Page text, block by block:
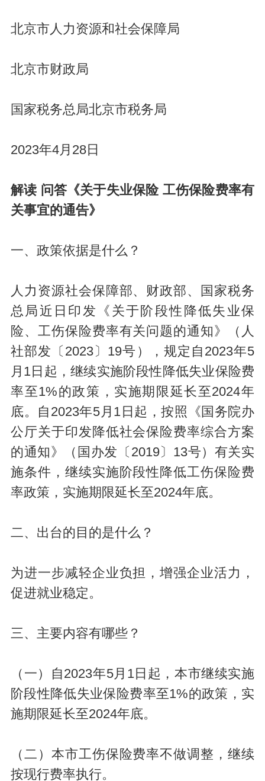
北京市人力资源和社会保障局
北京市财政局
国家税务总局北京市税务局
2023年4月28日
解读 问答《关于失业保险 工伤保险费率有
关事宜的通告》
一、政策依据是什么？
人力资源社会保障部、财政部、国家税务
总局近日印发《关于阶段性降低失业保
险、工伤保险费率有关问题的通知》（人
社部发〔2023〕19号），规定自2023年5
月1日起，继续实施阶段性降低失业保险费
率至1%的政策，实施期限延长至2024年
底。自2023年5月1日起，按照《国务院办
公厅关于印发降低社会保险费率综合方案
的通知》（国办发〔2019〕13号）有关实
施条件，继续实施阶段性降低工伤保险费
率政策，实施期限延长至2024年底。
二、出台的目的是什么？
为进一步减轻企业负担，增强企业活力，
促进就业稳定。
三、主要内容有哪些？
（一）自2023年5月1日起，本市继续实施
阶段性降低失业保险费率至1%的政策，实
施期限延长至2024年底。
（二）本市工伤保险费率不做调整，继续
按现行费率执行。